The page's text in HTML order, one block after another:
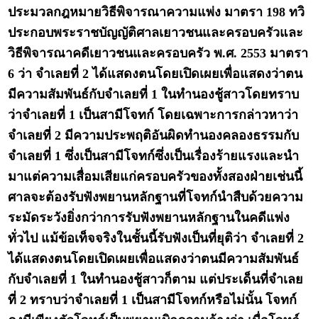
ประมวลกฎหมายวิธีพิจารณาความแพ่ง มาตรา 198 ทวิ
ประกอบพระราชบัญญัติศาลเยาวชนและครอบครัวและ
วิธีพิจารณาคดีเยาวชนและครอบครัว พ.ศ. 2553 มาตรา
6 ว่า จำเลยที่ 2 ได้แสดงตนโดยเปิดเผยเพื่อแสดงว่าตน
มีความสัมพันธ์กับจำเลยที่ 1 ในทำนองชู้สาวโดยทราบ
ว่าจำเลยที่ 1 เป็นสามีโจทก์ โดยเฉพาะการกล่าวหาว่า
จำเลยที่ 2 มีความประพฤติอันผิดทำนองคลองธรรมกับ
จำเลยที่ 1 ซึ่งเป็นสามีโจทก์ซึ่งเป็นเรื่องร้ายแรงและนำ
มาแต่ความเสื่อมเสียแก่ครอบครัวของทั้งสองฝ่ายเช่นนี้
ศาลจะต้องรับฟังพยานหลักฐานที่โจทก์นำสืบด้วยความ
ระมัดระวังยิ่งกว่าการรับฟังพยานหลักฐานในคดีแพ่ง
ทั่วไป แม้ข้อเท็จจริงในชั้นนี้รับฟังเป็นที่ยุติว่า จำเลยที่ 2
ได้แสดงตนโดยเปิดเผยเพื่อแสดงว่าตนมีความสัมพันธ์
กับจำเลยที่ 1 ในทำนองชู้สาวก็ตาม แต่ประเด็นที่จำเลย
ที่ 2 ทราบว่าจำเลยที่ 1 เป็นสามีโจทก์หรือไม่นั้น โจทก์